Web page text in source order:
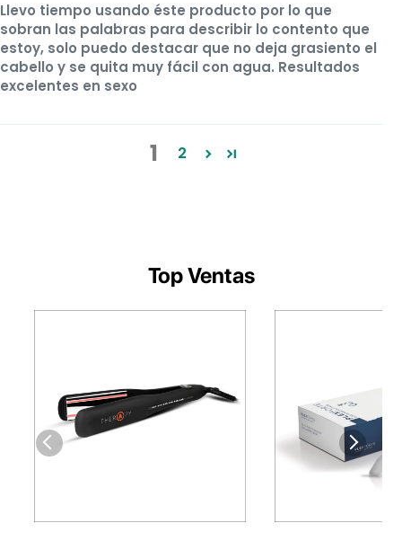
Llevo tiempo usando éste producto por lo que
sobran las palabras para describir lo contento que
estoy, solo puedo destacar que no deja grasiento el
cabello y se quita muy fácil con agua. Resultados
excelentes en sexo
1 2
Top Ventas